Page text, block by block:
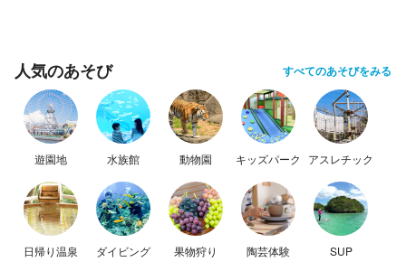
人気のあそび すべてのあそびをみる
遊園地 水族館 動物園 キッズパーク アスレチック
日帰り温泉 ダイビング 果物狩り 陶芸体験 SUP